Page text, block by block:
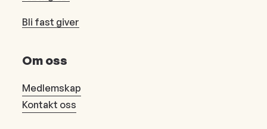
Bli fast giver
Om oss
Medlemskap
Kontakt oss